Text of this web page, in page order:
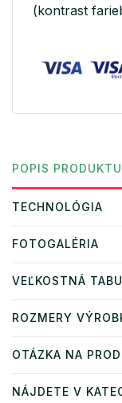
(kontrast
POPIS PRODUKTU
TECHNOLÓGIA
FOTOGALÉRIA
VEĽKOSTNÁ
ROZMERY
OTÁZKA NA
NÁJDETE V